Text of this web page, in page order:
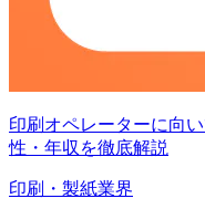
印刷オペレーターに向
性・年収を徹底解説
印刷・製紙業界